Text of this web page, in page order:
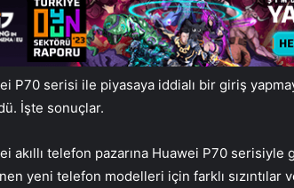
P70 serisi ile piyasaya iddialı bir giriş
İşte ­sonuçlar.
akıllı telefon pazarına Huawei P70 serisiyle
yeni telefon modelleri için farklı sızıntılar